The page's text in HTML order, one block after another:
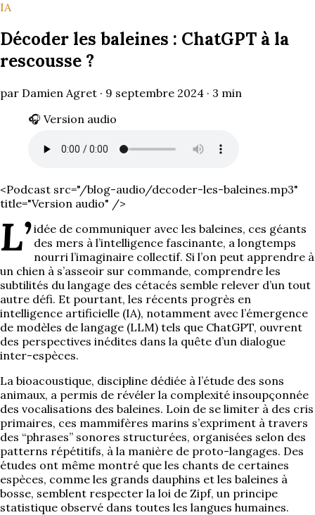
IA
Décoder les baleines : ChatGPT à la
rescousse ?
par Damien Agret · 9 septembre 2024 · 3 min
🎧 Version audio
<Podcast src="/blog-audio/decoder-les-baleines.mp3"
title="Version audio" />
L’idée de communiquer avec les baleines, ces géants
des mers à l’intelligence fascinante, a longtemps
nourri l’imaginaire collectif. Si l’on peut apprendre à
un chien à s’asseoir sur commande, comprendre les
subtilités du langage des cétacés semble relever d’un tout
autre défi. Et pourtant, les récents progrès en
intelligence artificielle (IA), notamment avec l’émergence
de modèles de langage (LLM) tels que ChatGPT, ouvrent
des perspectives inédites dans la quête d’un dialogue
inter-espèces.
La bioacoustique, discipline dédiée à l’étude des sons
animaux, a permis de révéler la complexité insoupçonnée
des vocalisations des baleines. Loin de se limiter à des cris
primaires, ces mammifères marins s’expriment à travers
des “phrases” sonores structurées, organisées selon des
patterns répétitifs, à la manière de proto-langages. Des
études ont même montré que les chants de certaines
espèces, comme les grands dauphins et les baleines à
bosse, semblent respecter la loi de Zipf, un principe
statistique observé dans toutes les langues humaines.